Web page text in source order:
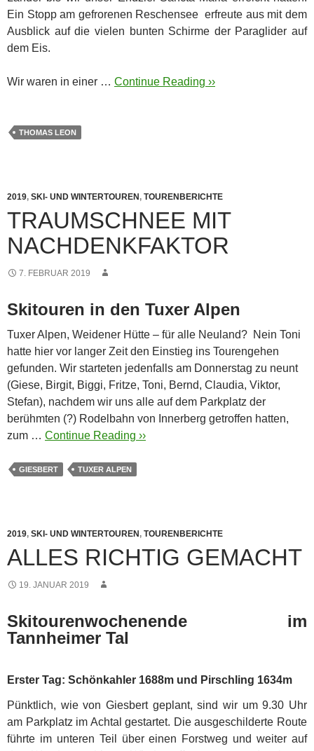
Ein Stopp am gefrorenen Reschensee erfreute aus mit dem
Ausblick auf die vielen bunten Schirme der Paraglider auf
dem Eis.
Wir waren in einer … Continue Reading ››
THOMAS LEON
2019, SKI- UND WINTERTOUREN, TOURENBERICHTE
TRAUMSCHNEE MIT
NACHDENKFAKTOR
7. FEBRUAR 2019
Skitouren in den Tuxer Alpen
Tuxer Alpen, Weidener Hütte – für alle Neuland? Nein Toni
hatte hier vor langer Zeit den Einstieg ins Tourengehen
gefunden. Wir starteten jedenfalls am Donnerstag zu neunt
(Giese, Birgit, Biggi, Fritze, Toni, Bernd, Claudia, Viktor,
Stefan), nachdem wir uns alle auf dem Parkplatz der
berühmten (?) Rodelbahn von Innerberg getroffen hatten,
zum … Continue Reading ››
GIESBERT TUXER ALPEN
2019, SKI- UND WINTERTOUREN, TOURENBERICHTE
ALLES RICHTIG GEMACHT
19. JANUAR 2019
Skitourenwochenende im
Tannheimer Tal
Erster Tag: Schönkahler 1688m und Pirschling 1634m
Pünktlich, wie von Giesbert geplant, sind wir um 9.30 Uhr
am Parkplatz im Achtal gestartet. Die ausgeschilderte Route
führte im unteren Teil über einen Forstweg und weiter auf